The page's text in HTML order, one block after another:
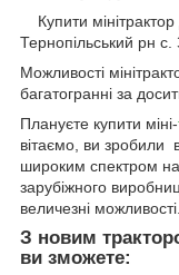
Купити
Тернопільський рн с.
Можливості
багатогранні за
Плануєте купити міні-
вітаємо, ви зробили
широким спектром
зарубіжного
величезні можливості.
З новим
ви зможете: